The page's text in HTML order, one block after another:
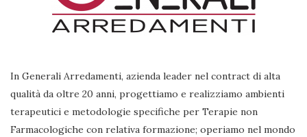
In Generali Arredamenti, azienda leader nel contract di alta
qualità da oltre 20 anni, progettiamo e realizziamo ambienti
terapeutici e metodologie specifiche per Terapie non
Farmacologiche con relativa formazione; operiamo nel mondo